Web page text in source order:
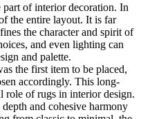
part of interior decoration. In
the entire layout. It is far
the character and spirit of
and even lighting can
and palette.
the first item to be placed,
accordingly. This long-
role of rugs in interior design.
and cohesive harmony